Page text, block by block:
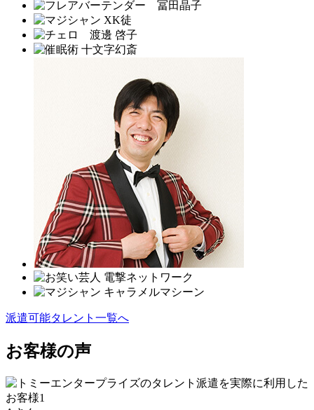
派遣可能タレント一覧へ
お客様の声